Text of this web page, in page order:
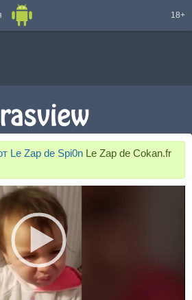
18+
Le Zap de Spi0n Le Zap de Cokan.fr